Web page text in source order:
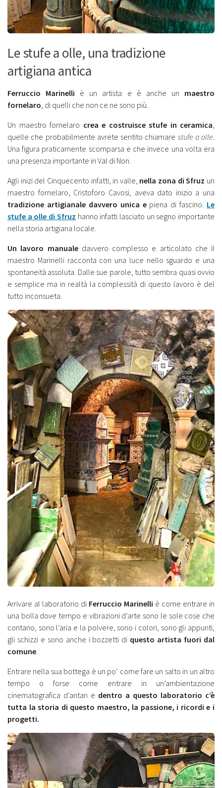
Le stufe a olle, una tradizione
artigiana antica
Ferruccio Marinelli è un artista e è anche un maestro
fornelaro , di quelli che non ce ne sono più.
Un maestro fornelaro crea e costruisce stufe in ceramica
quelle che probabilmente avrete sentito chiamare stufe a olle
Una figura praticamente scomparsa e che invece una volta era
una presenza importante in Val di Non.
Agli inizi del Cinquecento infatti, in valle, nella zona di Sfruz un
maestro fornelaro, Cristoforo Cavosi, aveva dato inizio a una
tradizione artigianale davvero unica epiena di fascino. Le
stufe a olle di Sfruz hanno infatti lasciato un segno importante
nella storia artigiana locale.
Un lavoro manualedavvero complesso e articolato che il
maestro Marinelli racconta con una luce nello sguardo e una
spontaneità assoluta. Dalle sue parole, tutto sembra quasi ovvio
e semplice ma in realtà la complessità di questo lavoro è del
tutto inconsueta.
Arrivare al laboratorio di Ferruccio Marinelli è come entrare in
una bolla dove tempo e vibrazioni d’arte sono le sole cose che
contano, sono l’aria e la polvere, sono i colori, sono gli appunti,
gli schizzi e sono anche i bozzetti di questo artista fuori dal
comune.
Entrare nella sua bottega è un po’ come fare un salto in un altro
tempo o forse come entrare in un’ambientazione
cinematografica d’antan e dentro a questo laboratorio c’è
tutta la storia di questo maestro, la passione, i ricordi e i
progetti.